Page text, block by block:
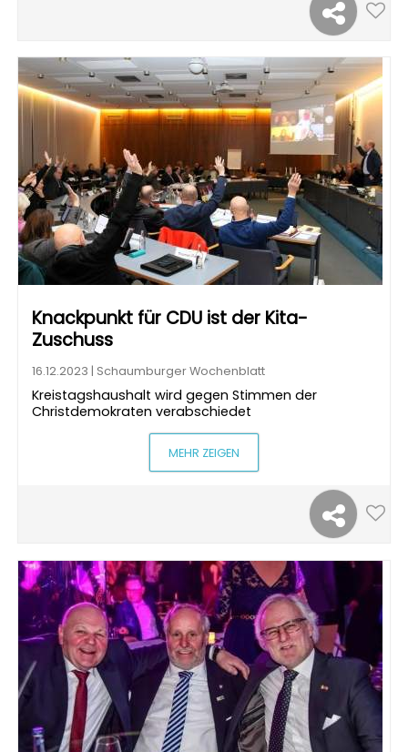
Knackpunkt für CDU ist der Kita-
Zuschuss
16.12.2023 | Schaumburger Wochenblatt
Kreistagshaushalt wird gegen Stimmen der
Christdemokraten verabschiedet
MEHR ZEIGEN